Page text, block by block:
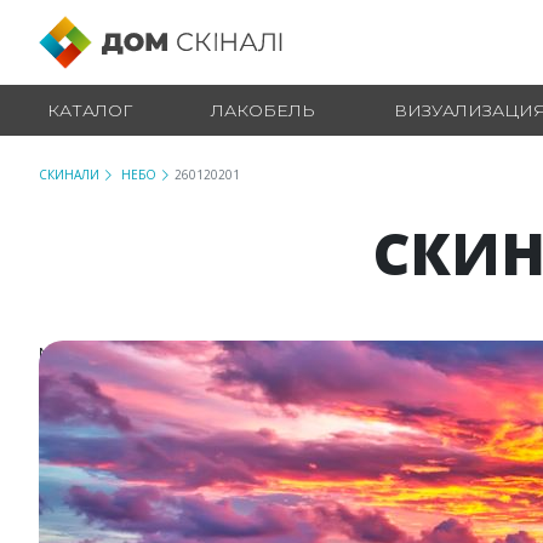
КАТАЛОГ ЛАКОБЕЛЬ
СКИНАЛИ НЕБО 260120201
№ 260120201